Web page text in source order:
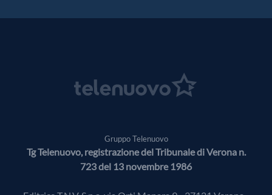
Gruppo Telenuovo
Tg Telenuovo, registrazione del Tribunale di Verona n.
723 del 13 novembre 1986